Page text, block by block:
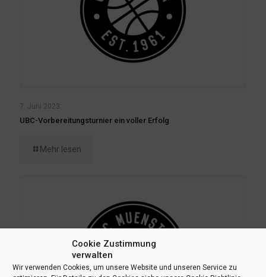
Cookie Zustimmung
verwalten
Wir verwenden Cookies, um unsere Website und unseren Service zu
7. Juni 2023
UBC-Vorbereitungsturnier ein voller Erfolg
Mehr lesen